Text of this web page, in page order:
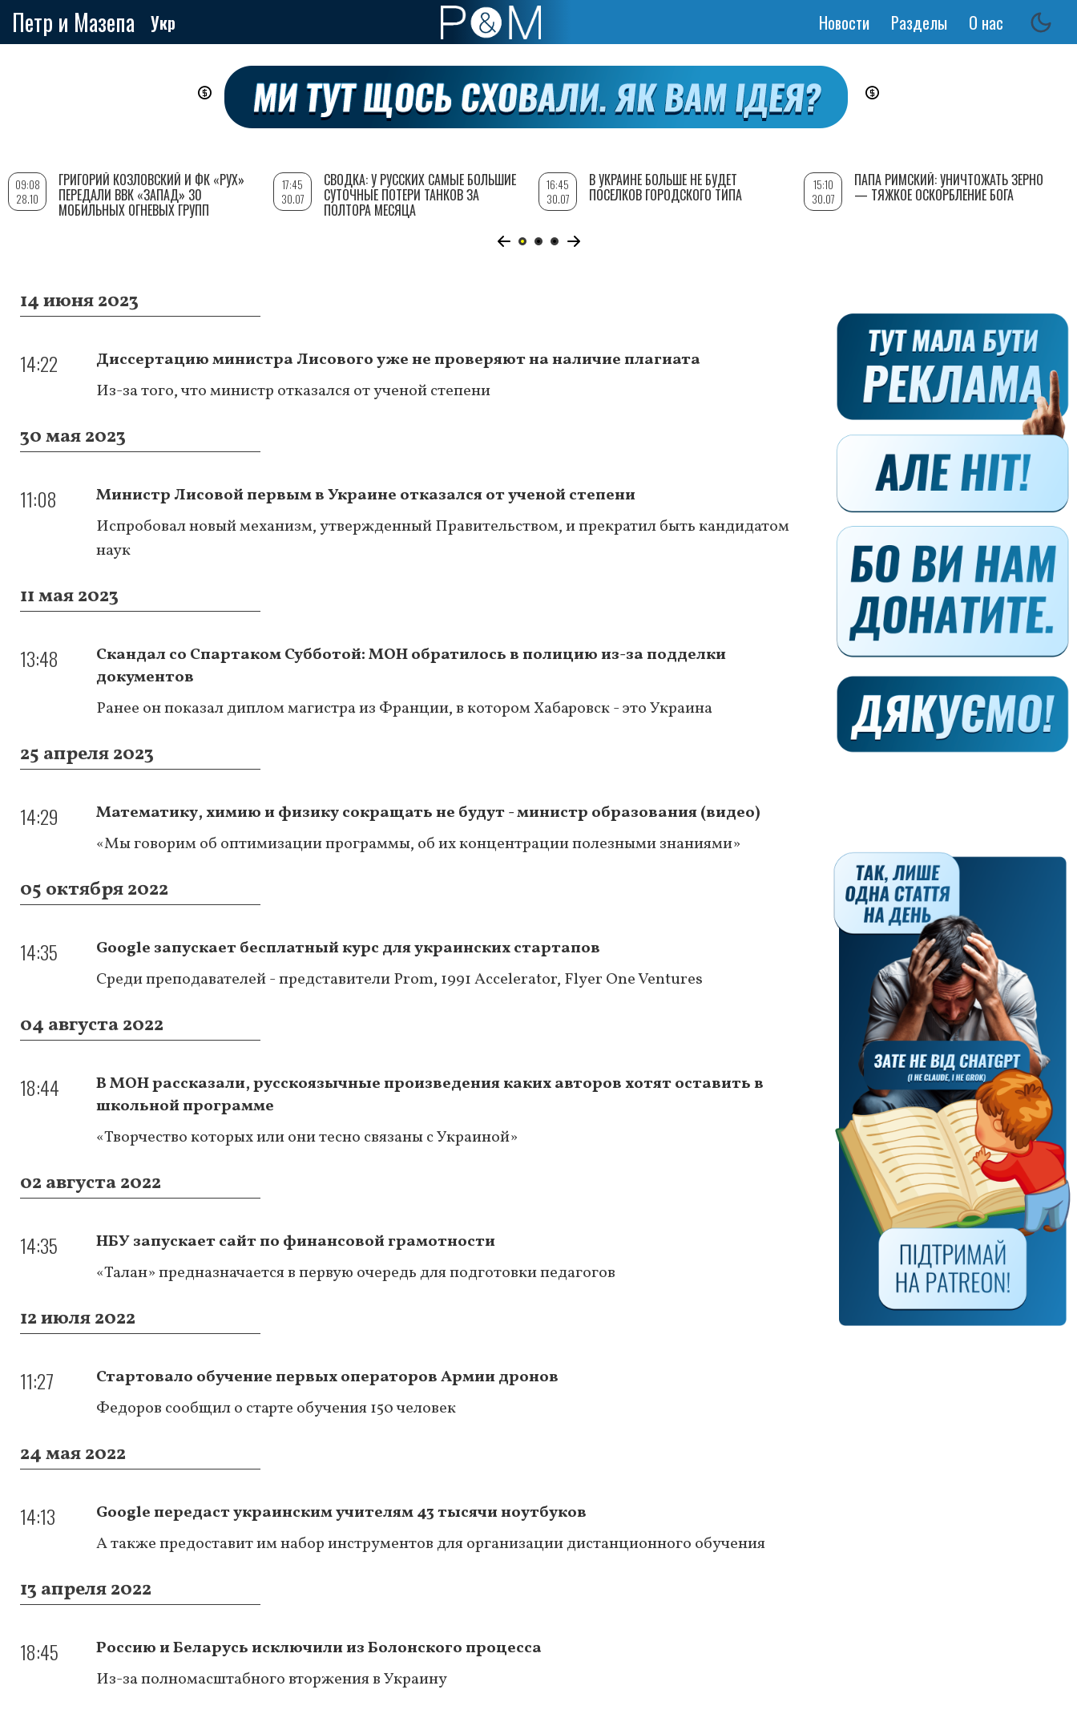
Петр и Мазепа Укр
Основная
Новости Разделы О нас
14 июня 2023
14:22
Диссертацию министра Лисового уже не проверяют на наличие плагиата
Из-за того, что министр отказался от ученой степени
30 мая 2023
11:08
Министр Лисовой первым в Украине отказался от ученой степени
Испробовал новый механизм, утвержденный Правительством, и прекратил быть кандидатом
наук
11 мая 2023
13:48
Скандал со Спартаком Субботой: МОН обратилось в полицию из-за подделки
документов
Ранее он показал диплом магистра из Франции, в котором Хабаровск - это Украина
25 апреля 2023
14:29
Математику, химию и физику сокращать не будут - министр образования (видео)
«Мы говорим об оптимизации программы, об их концентрации полезными знаниями»
05 октября 2022
14:35
Google запускает бесплатный курс для украинских стартапов
Среди преподавателей - представители Prom, 1991 Accelerator, Flyer One Ventures
04 августа 2022
18:44
В МОН рассказали, русскоязычные произведения каких авторов хотят оставить в
школьной программе
«Творчество которых или они тесно связаны с Украиной»
02 августа 2022
14:35
НБУ запускает сайт по финансовой грамотности
«Талан» предназначается в первую очередь для подготовки педагогов
12 июля 2022
11:27
Стартовало обучение первых операторов Армии дронов
Федоров сообщил о старте обучения 150 человек
24 мая 2022
14:13
Google передаст украинским учителям 43 тысячи ноутбуков
А также предоставит им набор инструментов для организации дистанционного обучения
13 апреля 2022
18:45
Россию и Беларусь исключили из Болонского процесса
Из-за полномасштабного вторжения в Украину
09:08
28.10
ГРИГОРИЙ КОЗЛОВСКИЙ И ФК «РУХ»
ПЕРЕДАЛИ ВВК «ЗАПАД» 30
МОБИЛЬНЫХ ОГНЕВЫХ ГРУПП
17:45
30.07
СВОДКА: У РУССКИХ САМЫЕ БОЛЬШИЕ
СУТОЧНЫЕ ПОТЕРИ ТАНКОВ ЗА
ПОЛТОРА МЕСЯЦА
16:45
30.07
В УКРАИНЕ БОЛЬШЕ НЕ БУДЕТ
ПОСЕЛКОВ ГОРОДСКОГО ТИПА
15:10
30.07
ПАПА РИМСКИЙ: УНИЧТОЖАТЬ ЗЕРНО
— ТЯЖКОЕ ОСКОРБЛЕНИЕ БОГА